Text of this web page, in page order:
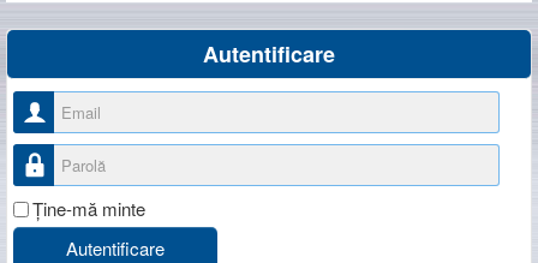
Autentificare
Nume utilizator
Parolă
Ţine-mă minte
Autentificare